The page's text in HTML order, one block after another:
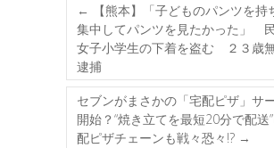
←
【熊本】「子どものパンツを持
集中してパンツを見たかった」
女子小学生の下着を盗む ２３歳
逮捕
セブンがまさかの「宅配ピザ」サ
開始？“焼き立てを最短20分で配送
配ピザチェーンも戦々恐々!? →